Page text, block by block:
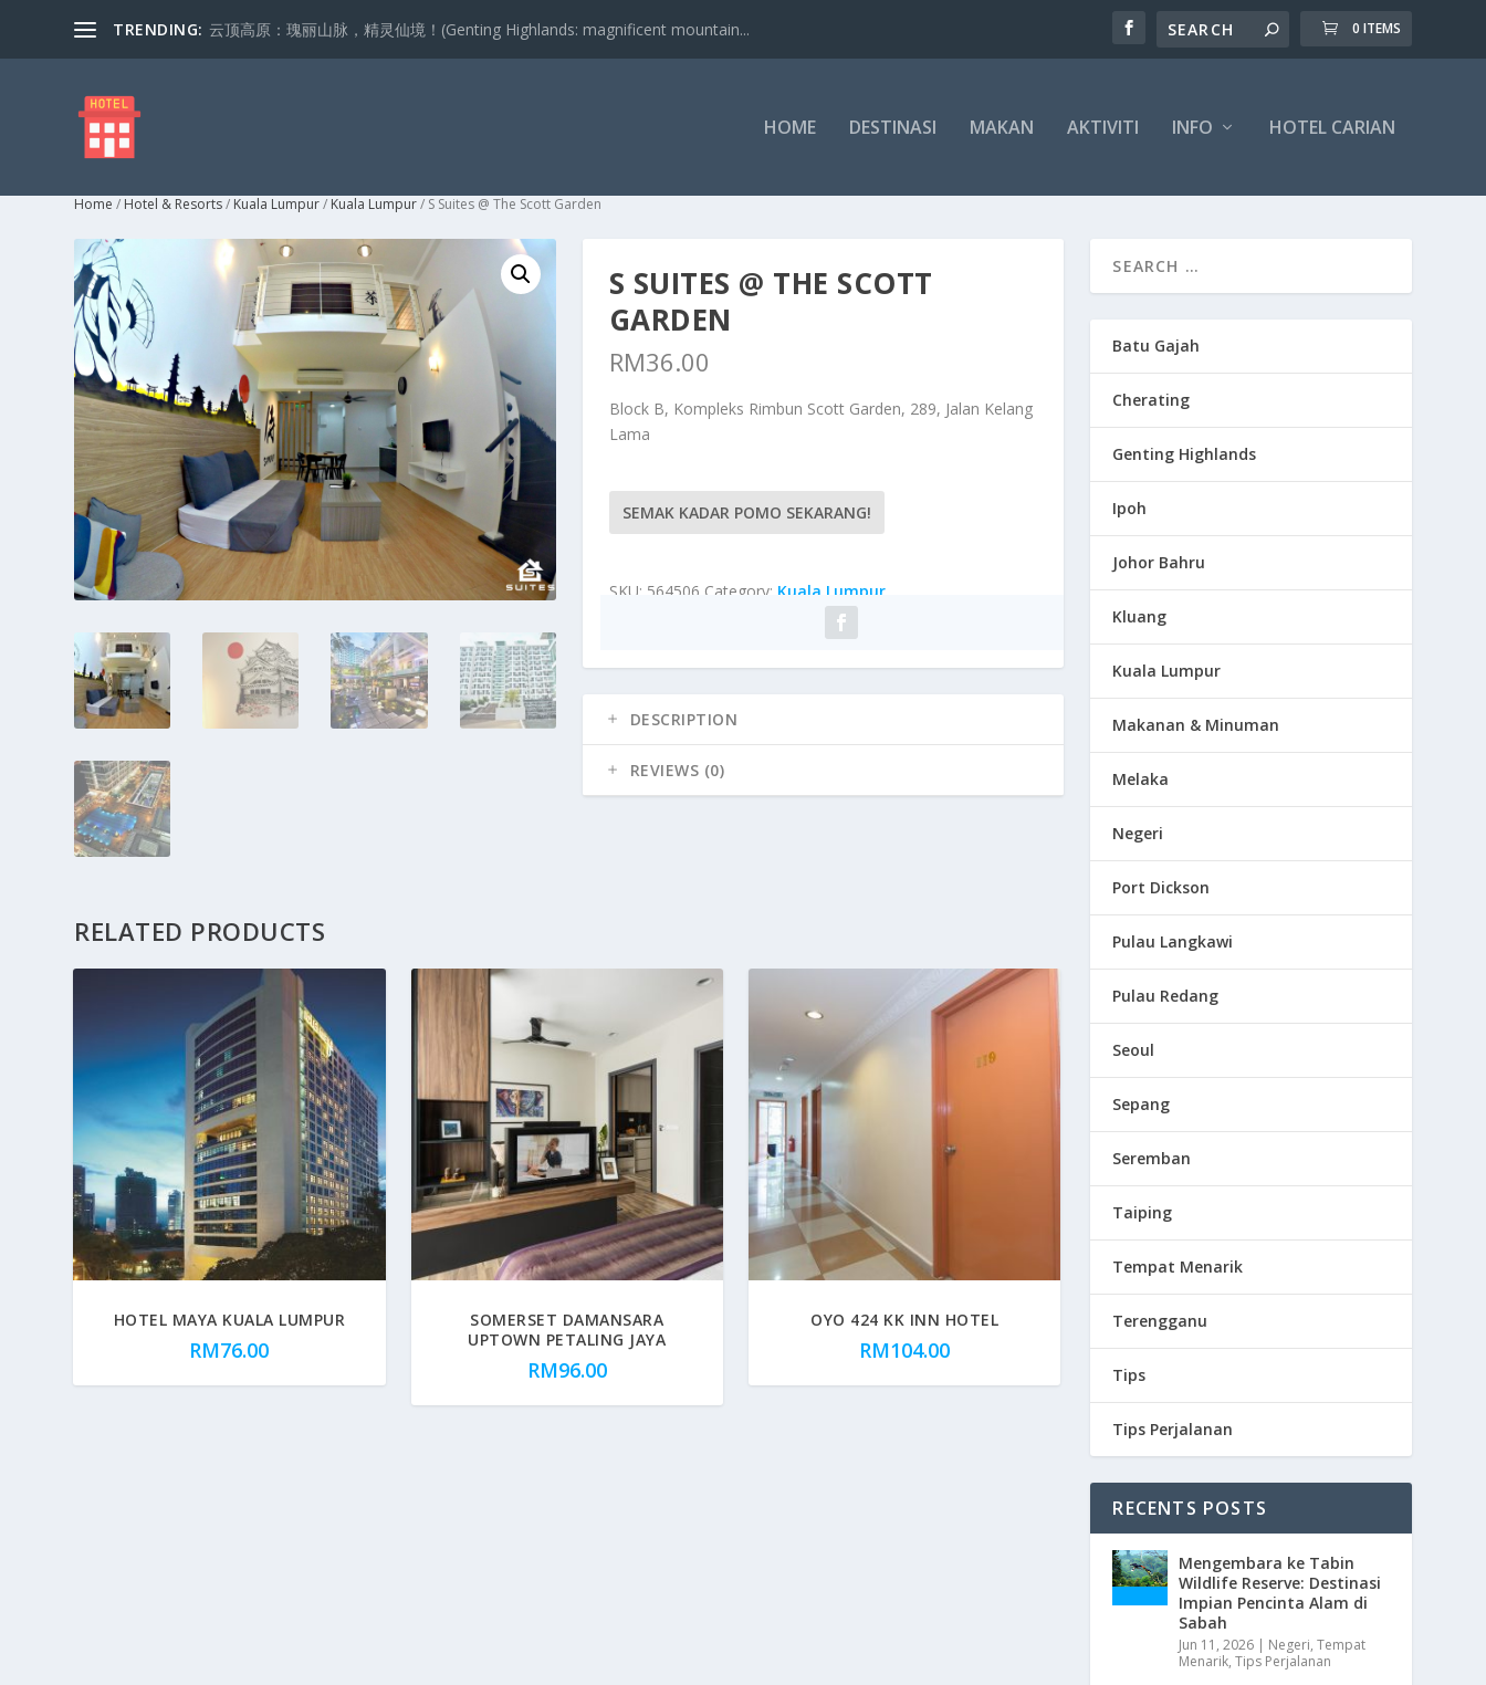
TRENDING: 云顶高原：瑰丽山脉，精灵仙境！(Genting Highlands: magnificent mountain... 0 ITEMS
HOME DESTINASI MAKAN AKTIVITI INFO HOTEL CARIAN
Home / Hotel & Resorts/ Kuala Lumpur/ Kuala Lumpur/ S Suites @ The Scott Garden
S SUITES @ THE SCOTT
GARDEN
RM36.00
Block B, Kompleks Rimbun Scott Garden, 289, Jalan Kelang
Lama
SEMAK KADAR POMO SEKARANG!
SKU: 564506 Category: Kuala Lumpur
DESCRIPTION
REVIEWS (0)
RELATED PRODUCTS
HOTEL MAYA KUALA LUMPUR
RM76.00
SOMERSET DAMANSARA
UPTOWN PETALING JAYA
RM96.00
OYO 424 KK INN HOTEL
RM104.00
Batu Gajah
Cherating
Genting Highlands
Ipoh
Johor Bahru
Kluang
Kuala Lumpur
Makanan & Minuman
Melaka
Negeri
Port Dickson
Pulau Langkawi
Pulau Redang
Seoul
Sepang
Seremban
Taiping
Tempat Menarik
Terengganu
Tips
Tips Perjalanan
RECENTS POSTS
Mengembara ke Tabin
Wildlife Reserve: Destinasi
Impian Pencinta Alam di
Sabah
Jun 11, 2026 | Negeri,Tempat
Menarik,Tips Perjalanan